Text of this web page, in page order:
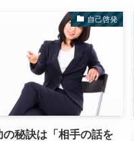
自己啓発
の秘訣は「相手の話を